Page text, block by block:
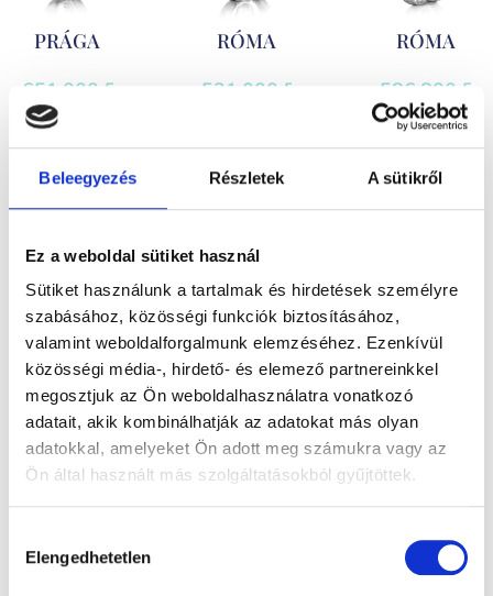
Beleegyezés Részletek A sütikről
Ez a weboldal sütiket használ
Sütiket használunk a tartalmak és hirdetések személyre
szabásához, közösségi funkciók biztosításához,
valamint weboldalforgalmunk elemzéséhez. Ezenkívül
közösségi média-, hirdető- és elemező partnereinkkel
megosztjuk az Ön weboldalhasználatra vonatkozó
adatait, akik kombinálhatják az adatokat más olyan
adatokkal, amelyeket Ön adott meg számukra vagy az
Ön által használt más szolgáltatásokból gyűjtöttek.
kiválasztása
Elengedhetetlen
PRÁGA
651.000 Ft
foglalt
karikagyűrű
pár
RÓMA
531.000 Ft
pár
RÓMA
586.800 Ft
tól
pár
TALLIN
Kő nélküli
TALLIN
VERONA
Ft-
tól
Gyémántokkal